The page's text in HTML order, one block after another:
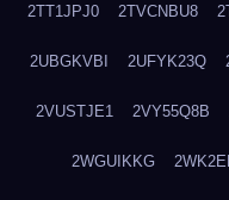
2TT1JPJ0 2TVCNBU8
2UBGKVBI 2UFYK23Q
2VUSTJE1 2VY55Q8B
2WGUIKKG